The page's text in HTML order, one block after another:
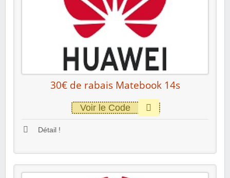
30€ de rabais Matebook 14s
Voir le Code
Détail !